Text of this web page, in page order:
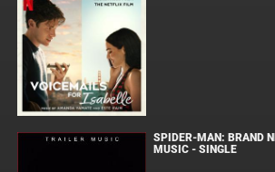
SPIDER-MAN: BRAND
MUSIC - SINGLE